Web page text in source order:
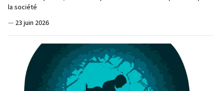
la société
— 23 juin 2026